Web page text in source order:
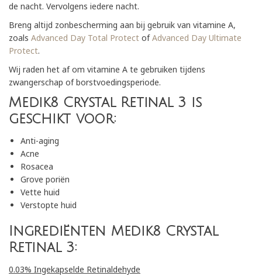
de nacht. Vervolgens iedere nacht.
Breng altijd zonbescherming aan bij gebruik van vitamine A,
zoals Advanced Day Total Protect ofAdvanced Day Ultimate
Protect.
Wij raden het af om vitamine A te gebruiken tijdens
zwangerschap of borstvoedingsperiode.
Medik8 Crystal Retinal 3 is
geschikt voor:
Anti-aging
Acne
Rosacea
Grove poriën
Vette huid
Verstopte huid
Ingrediënten Medik8 Crystal
Retinal 3:
0.03% Ingekapselde Retinaldehyde